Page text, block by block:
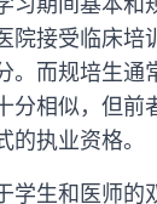
院接受临床培
。而规培生通
分相似，但前
的执业资格。
学生和医师的